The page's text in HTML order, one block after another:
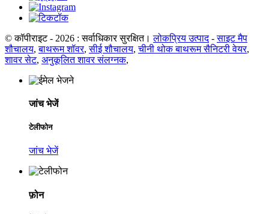
© कॉपीराइट - 2026 : सर्वाधिकार सुरक्षित। लोकप्रिय उत्पाद-साइट मैप
शौचालय,बाथरूम शॉवर,सीई शौचालय,चीनी थोक बाथरूम सैनिटरी वेयर,
शावर सेट, अनुकूलित शावर संलग्नक,
जांच भेजें
टेलीफोन
जांच भेजें
फ़ोन